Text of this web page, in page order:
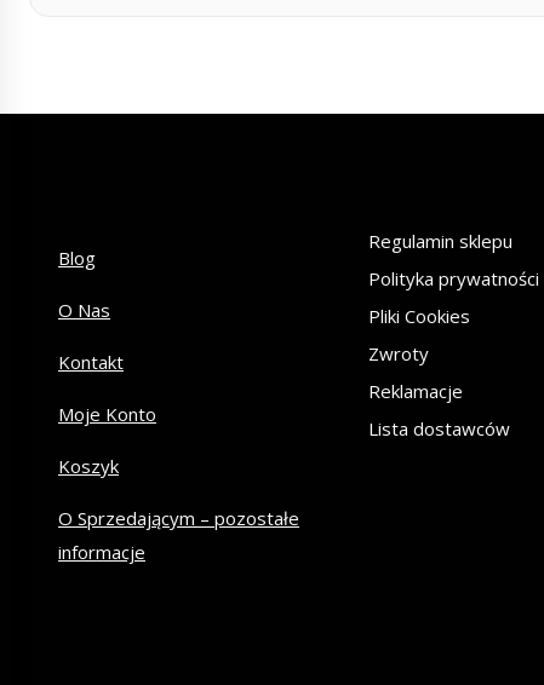
Blog
O Nas
Kontakt
Moje Konto
Koszyk
O Sprzedającym – pozostałe
informacje
Regulamin sklepu
Polityka prywatności
Pliki Cookies
Zwroty
Reklamacje
Lista dostawców